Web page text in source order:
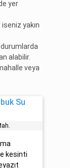
yer
yakın
durumlarda
alabilir.
veya
Su
kesinti